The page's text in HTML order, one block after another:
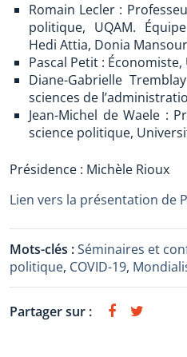
Romain Lecler :
politique, UQAM.
Hedi Attia, Donia
Pascal Petit :
Diane-Gabrielle
sciences de
Jean-Michel de Waele :
science politique,
Présidence : Michèle Rioux
Lien vers la présentation de
Mots-clés :Séminaires et
politique, COVID-19,
Partager sur :